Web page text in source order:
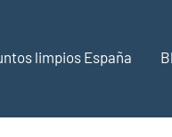
limpios España